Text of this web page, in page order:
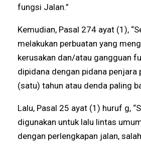
fungsi Jalan.”
Kemudian, Pasal 274 ayat (1),
melakukan perbuatan yang
kerusakan dan/atau gangguan
dipidana dengan pidana penjara
(satu) tahun atau denda paling
Lalu, Pasal 25 ayat (1) huruf g,
digunakan untuk lalu lintas
dengan perlengkapan jalan,